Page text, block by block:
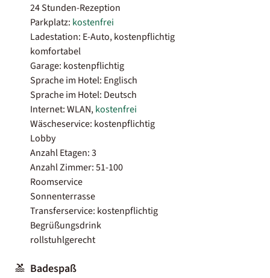
24 Stunden-Rezeption
Parkplatz: kostenfrei
Ladestation: E-Auto, kostenpflichtig
komfortabel
Garage: kostenpflichtig
Sprache im Hotel: Englisch
Sprache im Hotel: Deutsch
Internet: WLAN,kostenfrei
Wäscheservice: kostenpflichtig
Lobby
Anzahl Etagen: 3
Anzahl Zimmer: 51-100
Roomservice
Sonnenterrasse
Transferservice: kostenpflichtig
Begrüßungsdrink
rollstuhlgerecht
Badespaß